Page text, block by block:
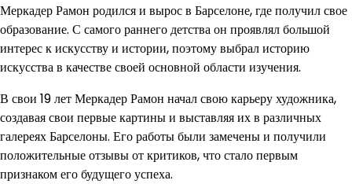
Меркадер Рамон родился и вырос в Барселоне, где получил свое
образование. С самого раннего детства он проявлял большой
интерес к искусству и истории, поэтому выбрал историю
искусства в качестве своей основной области изучения.
В свои 19 лет Меркадер Рамон начал свою карьеру художника,
создавая свои первые картины и выставляя их в различных
галереях Барселоны. Его работы были замечены и получили
положительные отзывы от критиков, что стало первым
признаком его будущего успеха.